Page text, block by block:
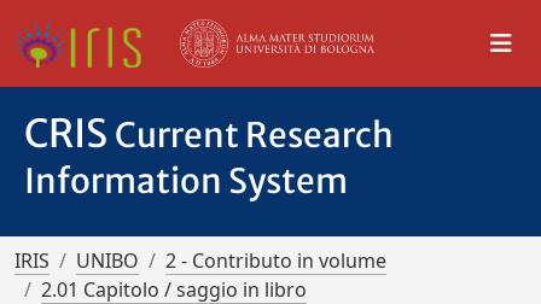
CRIS Current Research
Information System
IRIS UNIBO
2 - Contributo in volume
2.01 Capitolo / saggio in libro